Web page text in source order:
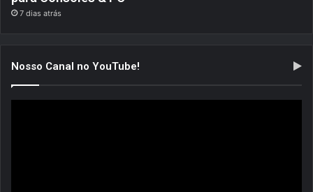
7 dias atrás
Nosso Canal no YouTube!